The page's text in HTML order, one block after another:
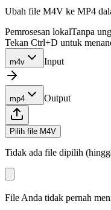
Ubah file M4V ke MP4
Pemrosesan lokalTanpa
Tekan Ctrl+D untuk
m4v Input
mp4 Output
Pilih file M4V
Tidak ada file dipilih
File Anda tidak pernah